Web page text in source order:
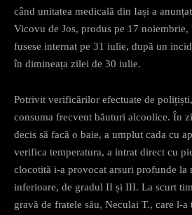
când unitatea medicală din Iași a
Vicovu de Jos, produs pe 17
fusese internat pe 31 iulie, după un
în dimineața zilei de 30 iulie.
Potrivit verificărilor efectuate de
consuma frecvent băuturi alcoolice. În
decis să facă o baie, a umplut cada cu
verifica temperatura, a intrat direct cu
clocotită i-a provocat arsuri profunde la
inferioare, de gradul II și III. La scurt
gravă de fratele său, Neculai T., care l-a